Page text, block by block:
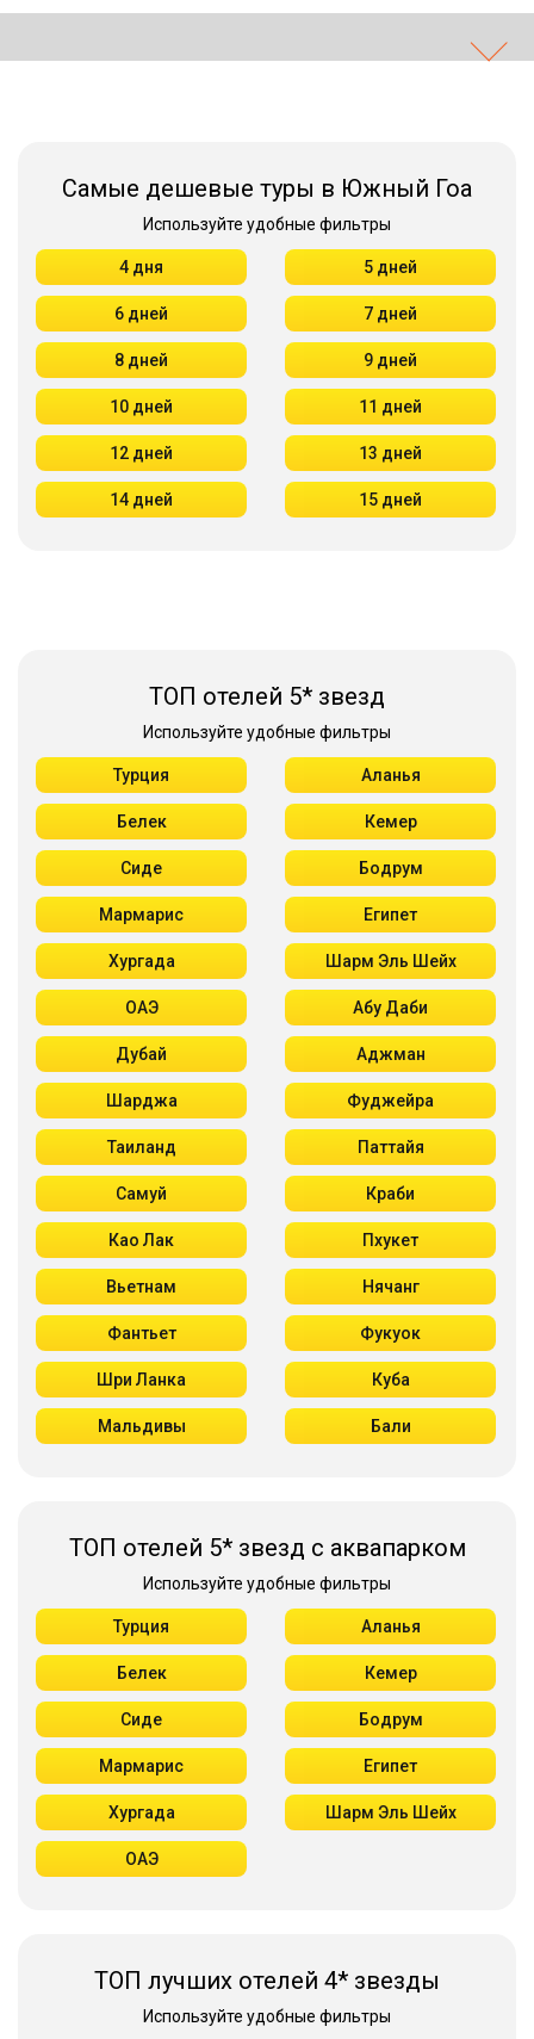
Самые дешевые туры в Южный Гоа
Используйте удобные фильтры
4 дня 5 дней
6 дней 7 дней
8 дней 9 дней
10 дней 11 дней
12 дней 13 дней
14 дней 15 дней
ТОП отелей 5* звезд
Используйте удобные фильтры
Турция Аланья
Белек Кемер
Сиде Бодрум
Мармарис Египет
Хургада Шарм Эль Шейх
ОАЭ Абу Даби
Дубай Аджман
Шарджа Фуджейра
Таиланд Паттайя
Самуй Краби
Као Лак Пхукет
Вьетнам Нячанг
Фантьет Фукуок
Шри Ланка Куба
Мальдивы Бали
ТОП отелей 5* звезд с аквапарком
Используйте удобные фильтры
Турция Аланья
Белек Кемер
Сиде Бодрум
Мармарис Египет
Хургада Шарм Эль Шейх
ОАЭ
ТОП лучших отелей 4* звезды
Используйте удобные фильтры